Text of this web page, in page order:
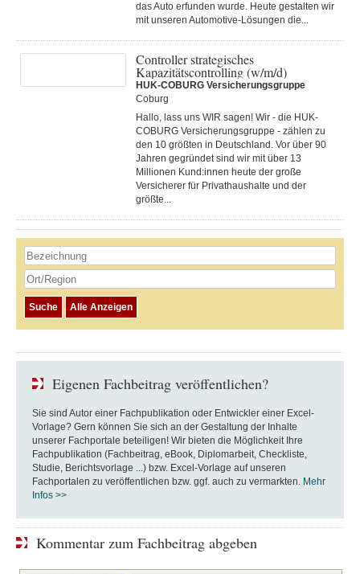
das Auto erfunden wurde. Heute gestalten wir
mit unseren Automotive-Lösungen die...
Controller strategisches
Kapazitätscontrolling (w/m/d)
HUK-COBURG Versicherungsgruppe
Coburg
Hallo, lass uns WIR sagen! Wir - die HUK-
COBURG Versicherungsgruppe - zählen zu
den 10 größten in Deutschland. Vor über 90
Jahren gegründet sind wir mit über 13
Millionen Kund:innen heute der große
Versicherer für Privathaushalte und der
größte...
Eigenen Fachbeitrag veröffentlichen?
Sie sind Autor einer Fachpublikation oder Entwickler einer Excel-
Vorlage? Gern können Sie sich an der Gestaltung der Inhalte
unserer Fachportale beteiligen! Wir bieten die Möglichkeit Ihre
Fachpublikation (Fachbeitrag, eBook, Diplomarbeit, Checkliste,
Studie, Berichtsvorlage ...) bzw. Excel-Vorlage auf unseren
Fachportalen zu veröffentlichen bzw. ggf. auch zu vermarkten. Mehr
Infos >>
Kommentar zum Fachbeitrag abgeben